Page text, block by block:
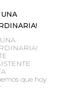
que hoy